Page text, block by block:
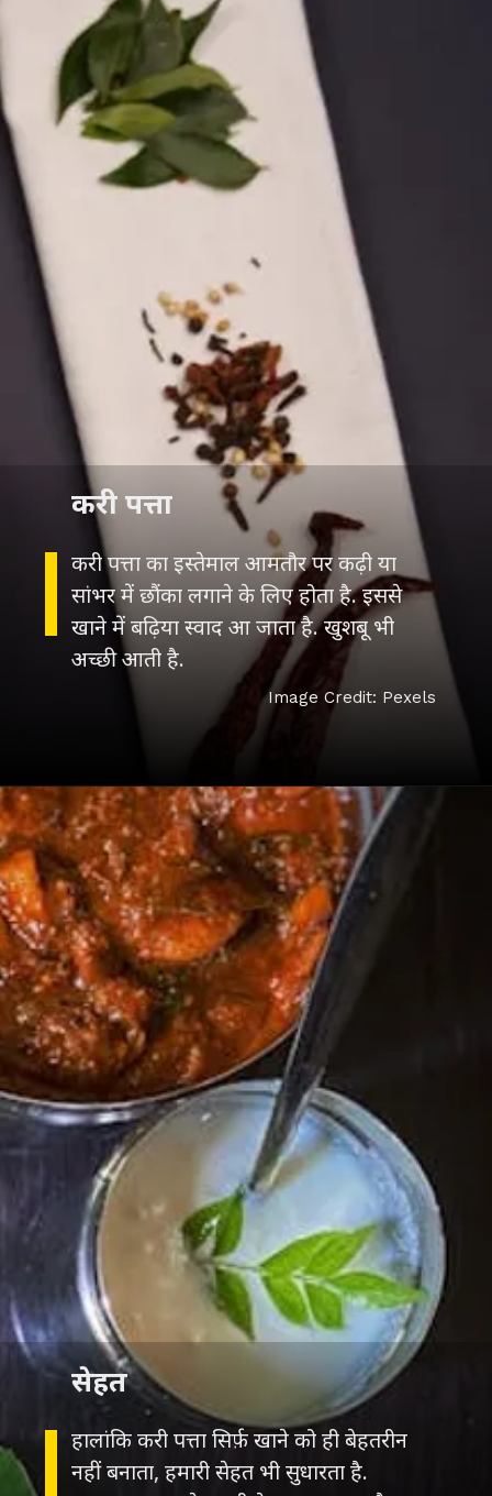
करी पत्ता का इस्तेमाल आमतौर पर कढ़ी या
सांभर में छौंका लगाने के लिए होता है. इससे
खाने में बढ़िया स्वाद आ जाता है. खुशबू भी
अच्छी आती है.
करी पत्ता
Image Credit: Pexels
हालांकि करी पत्ता सिर्फ़ खाने को ही बेहतरीन
नहीं बनाता, हमारी सेहत भी सुधारता है.
सेहत